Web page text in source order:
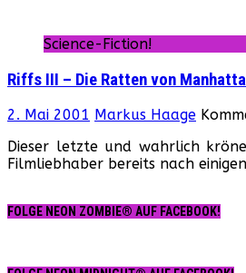
Science-Fiction!
Riffs III – Die Ratten von
2. Mai 2001 Markus Haage
Dieser letzte und wahrlich
Filmliebhaber bereits nach
FOLGE NEON ZOMBIE® AUF FACEBOOK!